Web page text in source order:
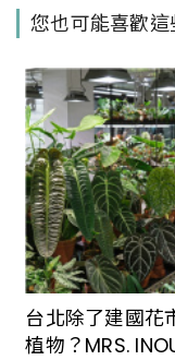
您也可能喜歡這
台北除了建國花
植物？MRS.